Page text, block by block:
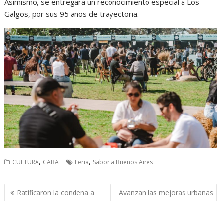
Asimismo, se entregará un reconocimiento especial a Los
Galgos, por sus 95 años de trayectoria.
CULTURA, CABA Feria, Sabor a Buenos Aires
Navegación
Ratificaron la condena a
Avanzan las mejoras urbanas